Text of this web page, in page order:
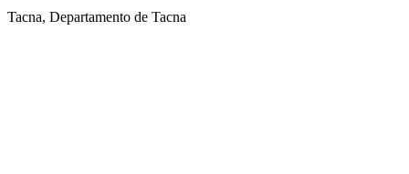
Tacna, Departamento de Tacna